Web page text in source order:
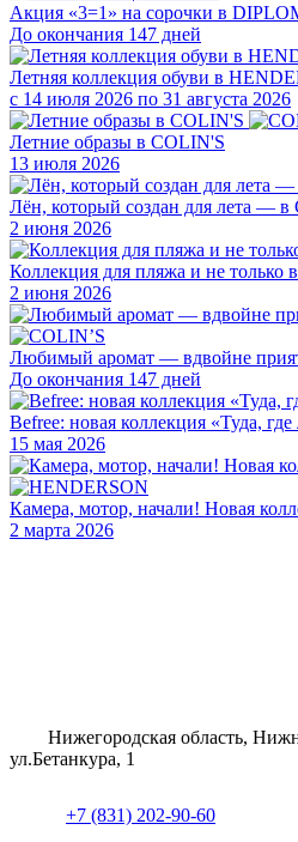
Акция «3=1» на сорочки в
До окончания 147 дней
Летняя коллекция обуви в
с 14 июля 2026 по 31 августа 2026
Летние образы в COLIN'S
13 июля 2026
Лён, который создан для лета — в
2 июня 2026
Коллекция для пляжа и не только
2 июня 2026
Любимый аромат — вдвойне
До окончания 147 дней
Befree: новая коллекция «Туда, где
15 мая 2026
Камера, мотор, начали! Новая
2 марта 2026
Нижегородская область,
ул.Бетанкура, 1
+7 (831) 202-90-60